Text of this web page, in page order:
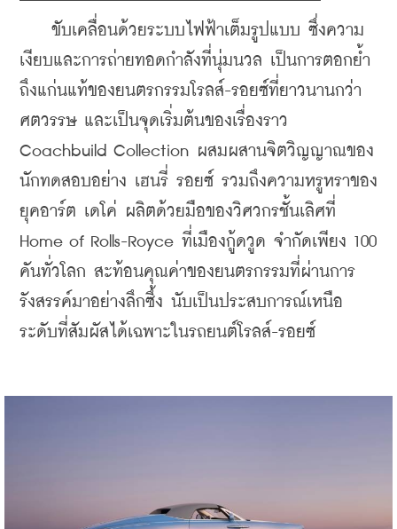
ขับเคลื่อนด้วยระบบไฟฟ้าเต็มรูปแบบ ซึ่งความ
เงียบและการถ่ายทอดกำลังที่นุ่มนวล เป็นการตอกย้ำ
ถึงแก่นแท้ของยนตรกรรมโรลส์-รอยซ์ที่ยาวนานกว่า
ศตวรรษ และเป็นจุดเริ่มต้นของเรื่องราว
Coachbuild Collection ผสมผสานจิตวิญญาณของ
นักทดสอบอย่าง เฮนรี่ รอยซ์ รวมถึงความหรูหราของ
ยุคอาร์ต เดโค่ ผลิตด้วยมือของวิศวกรชั้นเลิศที่
Home of Rolls-Royce ที่เมืองกู้ดวูด จำกัดเพียง 100
คันทั่วโลก สะท้อนคุณค่าของยนตรกรรมที่ผ่านการ
รังสรรค์มาอย่างลึกซึ้ง นับเป็นประสบการณ์เหนือ
ระดับที่สัมผัสได้เฉพาะในรถยนต์โรลส์-รอยซ์